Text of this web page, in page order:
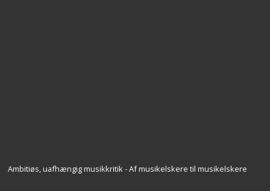
Ambitiøs, uafhængig musikkritik - Af musikelskere til musikelskere